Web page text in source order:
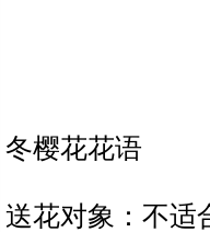
冬樱花花语
送花对象：不适